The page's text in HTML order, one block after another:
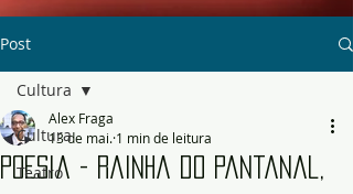
Post
Cultura
Teatro
Cultura
Poesia - Rainha do Pantanal,
Alex Fraga
13 de mai. 1 min de leitura